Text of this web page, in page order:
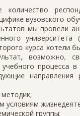
вузовского
мы провели
университета
курса хотели
возможно,
процесса
направления
условиям
группы;